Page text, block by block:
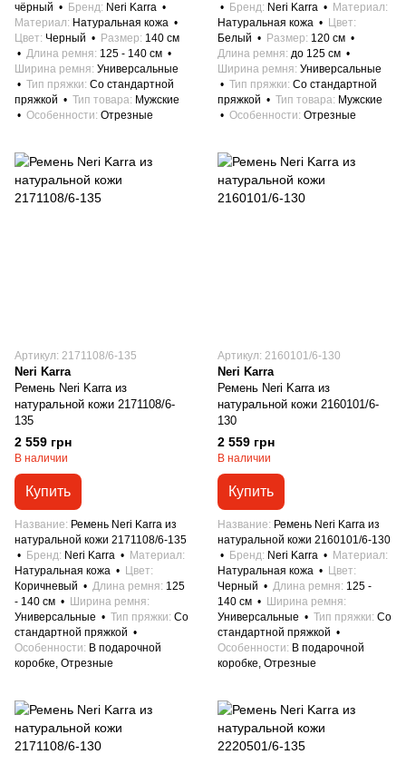
чёрный Бренд Neri Karra
Материал
Натуральная кожа
Цвет Черный Размер 140 см
Длина ремня 125 - 140 см
Ширина ремня Универсальные
Тип пряжки Со стандартной
пряжкой
Тип товара Мужские
Особенности Отрезные
Бренд Neri Karra
Материал
Натуральная кожа
Цвет
Белый
Размер 120 см
Длина ремня до 125 см
Ширина ремня Универсальные
Тип пряжки Со стандартной
пряжкой
Тип товара Мужские
Особенности Отрезные
Артикул: 2171108/6-135
Neri Karra
Ремень Neri Karra из
натуральной кожи 2171108/6-
135
2 559 грн
В наличии
Купить
Название
Ремень Neri Karra из
натуральной кожи 2171108/6-135
Бренд Neri Karra
Материал
Натуральная кожа
Цвет
Коричневый
Длина ремня 125
- 140 см
Ширина ремня
Универсальные
Тип пряжки Со
стандартной пряжкой
Особенности
В подарочной
коробке, Отрезные
Артикул: 2160101/6-130
Neri Karra
Ремень Neri Karra из
натуральной кожи 2160101/6-
130
2 559 грн
В наличии
Купить
Название
Ремень Neri Karra из
натуральной кожи 2160101/6-130
Бренд Neri Karra
Материал
Натуральная кожа
Цвет
Черный
Длина ремня 125 -
140 см
Ширина ремня
Универсальные
Тип пряжки Со
стандартной пряжкой
Особенности
В подарочной
коробке, Отрезные